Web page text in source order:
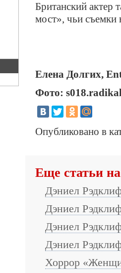
Британский актер
мост», чьи съемки
Елена Долгих,
Фото:
Опубликовано в
Еще статьи
Дэниел
Дэниел
Дэниел
Дэниел
Хоррор